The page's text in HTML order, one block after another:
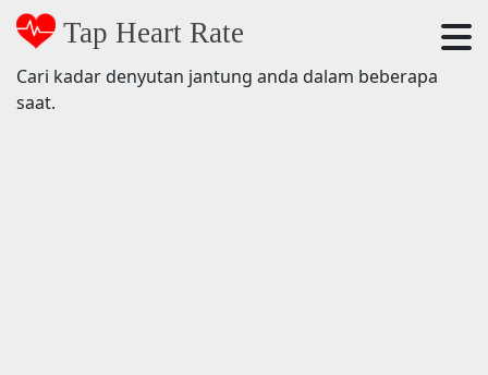
Tap Heart Rate
Cari kadar denyutan jantung anda dalam beberapa
saat.